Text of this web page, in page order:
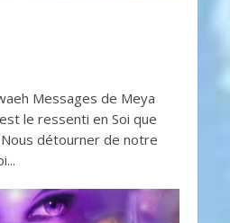
Messages de Meya
le ressenti en Soi que
Nous détourner de notre